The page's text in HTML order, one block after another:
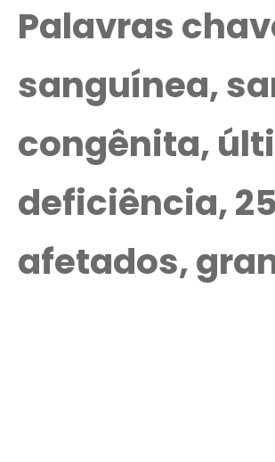
Palavras
sanguínea,
congênita,
deficiência,
afetados,